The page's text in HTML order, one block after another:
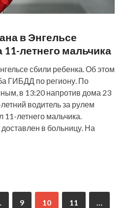
в Энгельсе
летнего мальчика
сбили ребенка. Об этом
ГИБДД по региону. По
в 13:20 напротив дома 23
водитель за рулем
летнего мальчика.
в больницу. На
9 10 11 …